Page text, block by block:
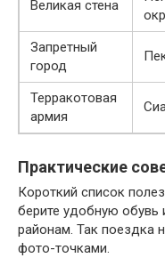
Великая стена
Запретный
город
Терракотовая
армия
Практические
Короткий список
берите удобную обувь
районам. Так поездка
фото-точками.